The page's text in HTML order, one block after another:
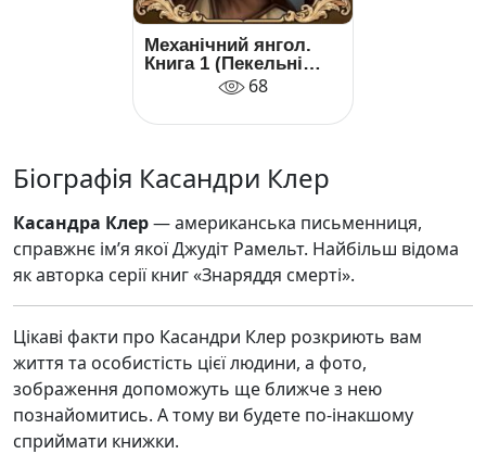
Механічний янгол.
Книга 1 (Пекельні
пристрої)
68
Біографія Касандри Клер
Касандра Клер— американська письменниця,
справжнє ім’я якої Джудіт Рамельт. Найбільш відома
як авторка серії книг «Знаряддя смерті».
Цікаві факти про Касандри Клер розкриють вам
життя та особистість цієї людини, а фото,
зображення допоможуть ще ближче з нею
познайомитись. А тому ви будете по-інакшому
сприймати книжки.